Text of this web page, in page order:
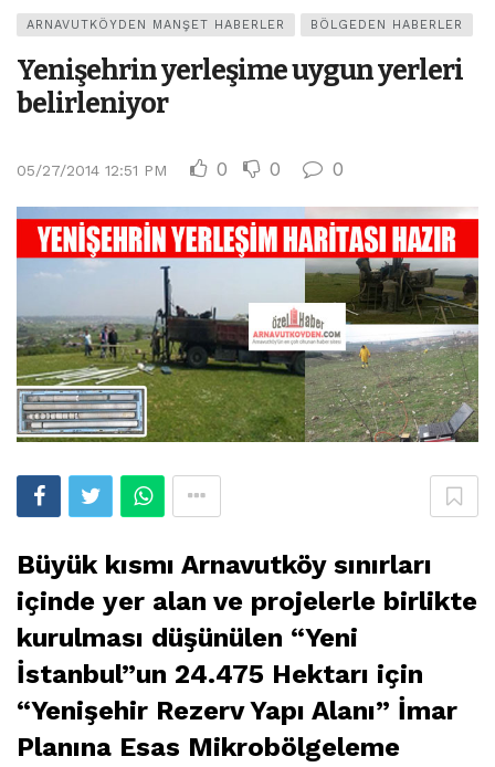
ARNAVUTKÖYDEN MANŞET HABERLER BÖLGEDEN HABERLER
Yenişehrin yerleşime uygun yerleri
belirleniyor
05/27/2014 12:51 PM 0 0 0
Büyük kısmı Arnavutköy sınırları
içinde yer alan ve projelerle birlikte
kurulması düşünülen “Yeni
İstanbul”un 24.475 Hektarı için
“Yenişehir Rezerv Yapı Alanı” İmar
Planına Esas Mikrobölgeleme